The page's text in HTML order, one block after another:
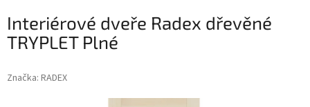
Interiérové dveře Radex dřevěné
TRYPLET Plné
Značka: RADEX